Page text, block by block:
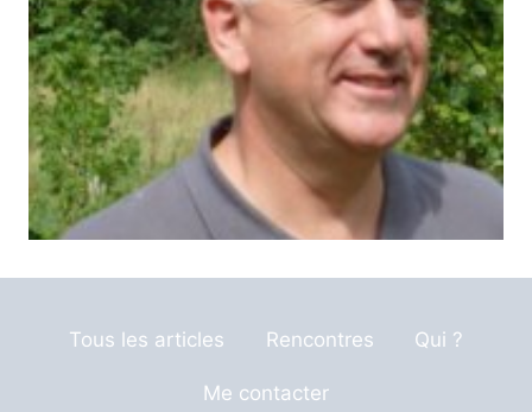
Tous les articles Rencontres Qui ?
Me contacter